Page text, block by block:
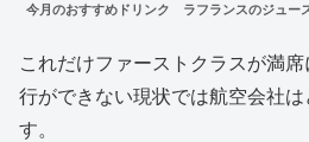
今月のおすすめドリンク ラフランスのジュー
これだけファーストクラスが満
行ができない現状では航空会社は
す。